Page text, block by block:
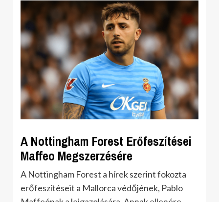
A Nottingham Forest Erőfeszítései
Maffeo Megszerzésére
A Nottingham Forest a hírek szerint fokozta
erőfeszítéseit a Mallorca védőjének, Pablo